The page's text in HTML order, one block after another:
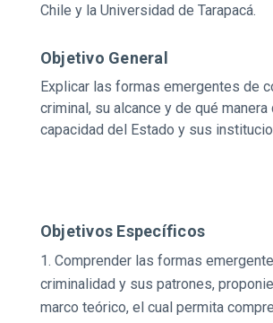
Chile y la Universidad de Tarapacá.
Objetivo General
Explicar las formas emergentes de
criminal, su alcance y de qué manera
capacidad del Estado y sus
Objetivos Específicos
Comprender las formas
criminalidad y sus patrones,
marco teórico, el cual permita